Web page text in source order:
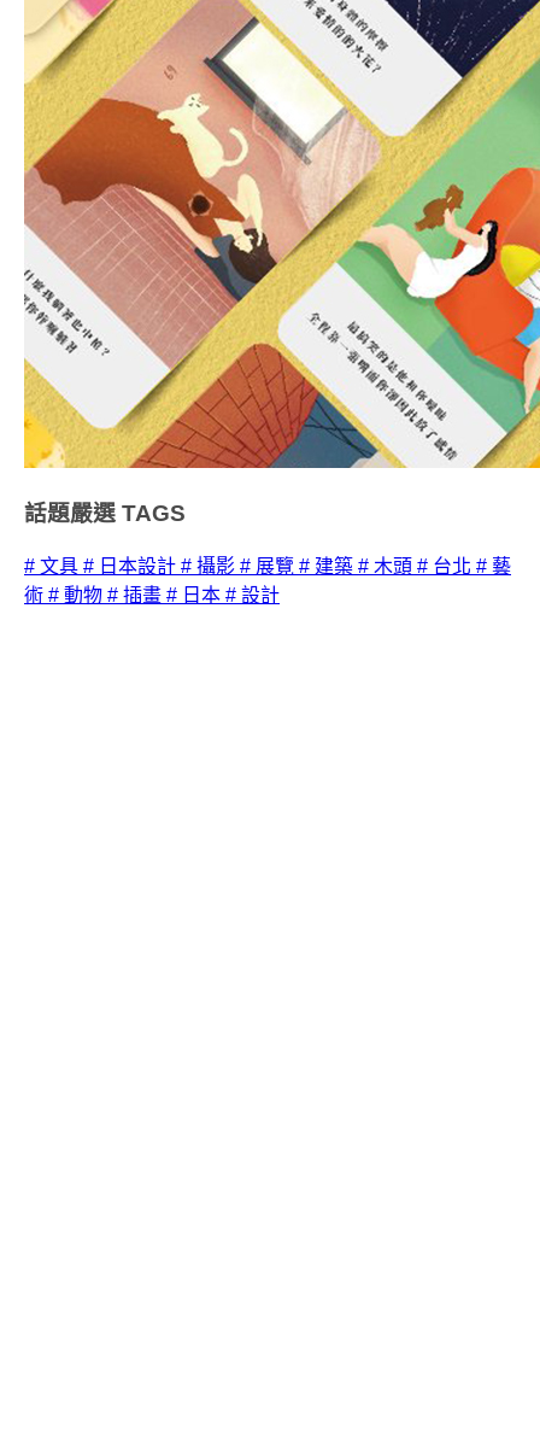
話題嚴選 TAGS
# 文具 # 日本設計 # 攝影 # 展覽 # 建築 # 木頭 # 台北 # 藝
術 # 動物 # 插畫 # 日本 # 設計